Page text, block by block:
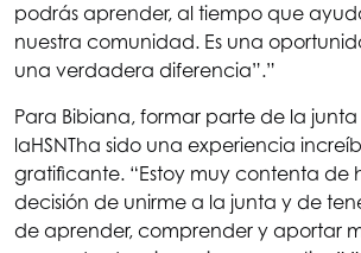
podrás aprender, al tiempo que
nuestra comunidad. Es una
una verdadera diferencia”.”
Para Bibiana, formar parte de la
laHSNTha sido una experiencia
gratificante. “Estoy muy contenta de
decisión de unirme a la junta y de
de aprender, comprender y aportar